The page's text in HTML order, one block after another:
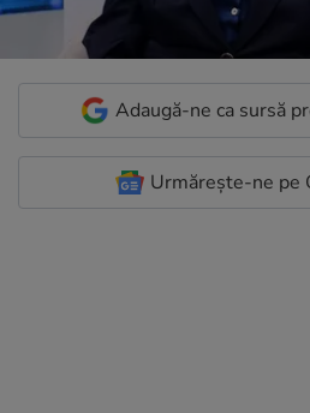
Adaugă-ne ca sursă
Urmărește-ne pe